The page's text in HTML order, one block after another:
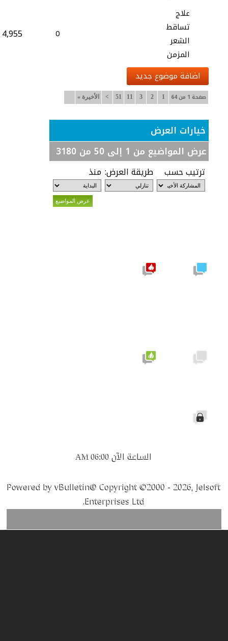
علاج
تساقط
الشعر
المزمن
0
4,955
اضافة موضوع جديد
صفحة 1 من 64 1
2
3
11
51
> الأخيرة »
خيارات العرض
عرض المواضيع من 1 إلى 50 من 3180
ترتيب حسب طريقة العرض: منذ
الساعة الآن 06:00 AM
Powered by vBulletin® Copyright ©2000 - 2026, Jelsoft
Enterprises Ltd.